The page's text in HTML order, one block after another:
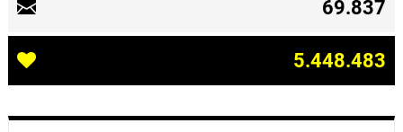
69.837
5.448.483